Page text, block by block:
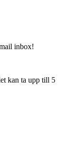
inbox!
kan ta upp till 5